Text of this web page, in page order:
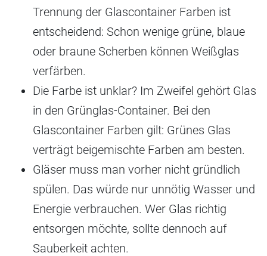
Trennung der Glascontainer Farben ist
entscheidend: Schon wenige grüne, blaue
oder braune Scherben können Weißglas
verfärben.
Die Farbe ist unklar? Im Zweifel gehört Glas
in den Grünglas-Container. Bei den
Glascontainer Farben gilt: Grünes Glas
verträgt beigemischte Farben am besten.
Gläser muss man vorher nicht gründlich
spülen. Das würde nur unnötig Wasser und
Energie verbrauchen. Wer Glas richtig
entsorgen möchte, sollte dennoch auf
Sauberkeit achten.